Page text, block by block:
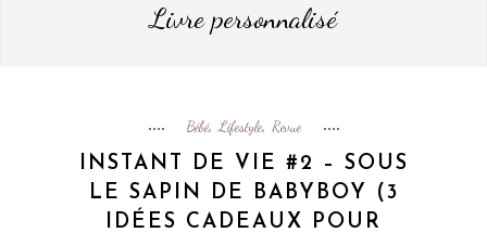
Livre personnalisé
Bébé, Lifestyle, Revue
INSTANT DE VIE #2 – SOUS
LE SAPIN DE BABYBOY (3
IDÉES CADEAUX POUR